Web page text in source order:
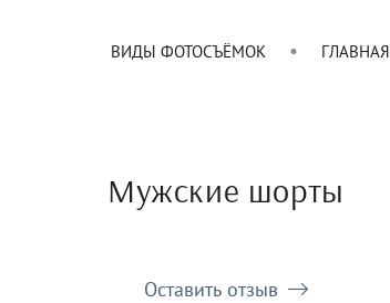
ВИДЫ ФОТОСЪЁМОК ГЛАВНАЯ
Мужские шорты
Оставить отзыв